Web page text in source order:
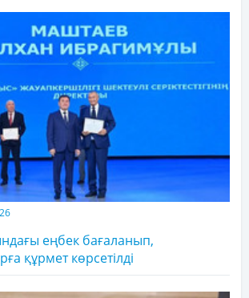
еңбек бағаланып,
құрмет көрсетілді